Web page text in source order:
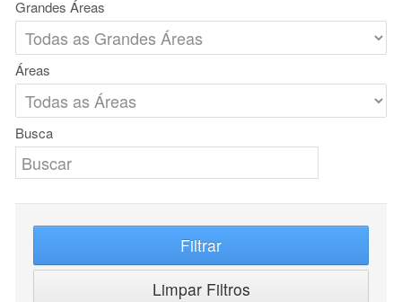
Grandes Áreas
Áreas
Busca
Filtrar
Limpar Filtros